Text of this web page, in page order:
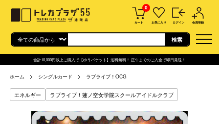
0
カート お気に入り ログイン 会員登録
合計10,000円以上ご購入で【ゆうパケット】送料無料！ 正午までのご入金で即日発送！
ホーム シングルカード ラブライブ！OCG
エネルギー ラブライブ！蓮ノ空女学院スクールアイドルクラブ